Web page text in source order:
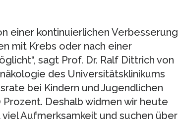
einer kontinuierlichen Verbesserung
mit Krebs oder nach einer
sagt Prof. Dr. Ralf Dittrich von
des Universitätsklinikums
bei Kindern und Jugendlichen
Deshalb widmen wir heute
Aufmerksamkeit und suchen über